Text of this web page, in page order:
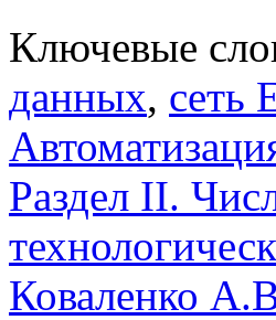
Ключевые
данных, сеть
Раздел II.
Коваленко